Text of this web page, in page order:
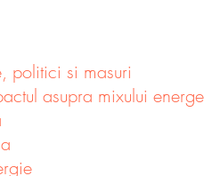
politici si masuri
asupra mixului